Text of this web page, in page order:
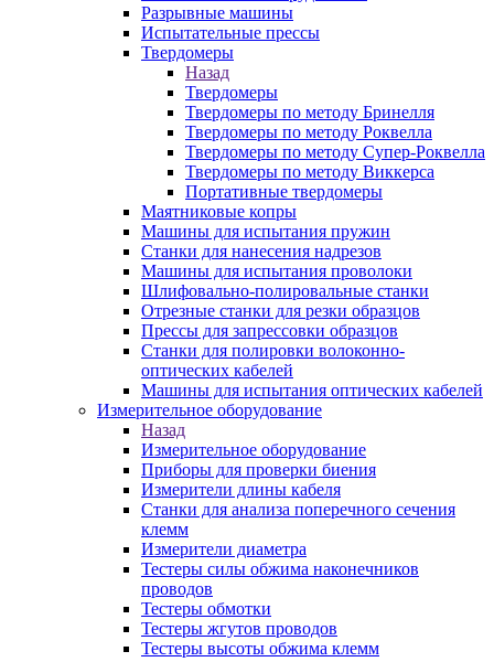
Разрывные машины
Испытательные прессы
Твердомеры
Назад
Твердомеры
Твердомеры по методу Бринелля
Твердомеры по методу Роквелла
Твердомеры по методу Супер-Роквелла
Твердомеры по методу Виккерса
Портативные твердомеры
Маятниковые копры
Машины для испытания пружин
Станки для нанесения надрезов
Машины для испытания проволоки
Шлифовально-полировальные станки
Отрезные станки для резки образцов
Прессы для запрессовки образцов
Станки для полировки волоконно-
оптических кабелей
Машины для испытания оптических кабелей
Измерительное оборудование
Назад
Измерительное оборудование
Приборы для проверки биения
Измерители длины кабеля
Станки для анализа поперечного сечения
клемм
Измерители диаметра
Тестеры силы обжима наконечников
проводов
Тестеры обмотки
Тестеры жгутов проводов
Тестеры высоты обжима клемм